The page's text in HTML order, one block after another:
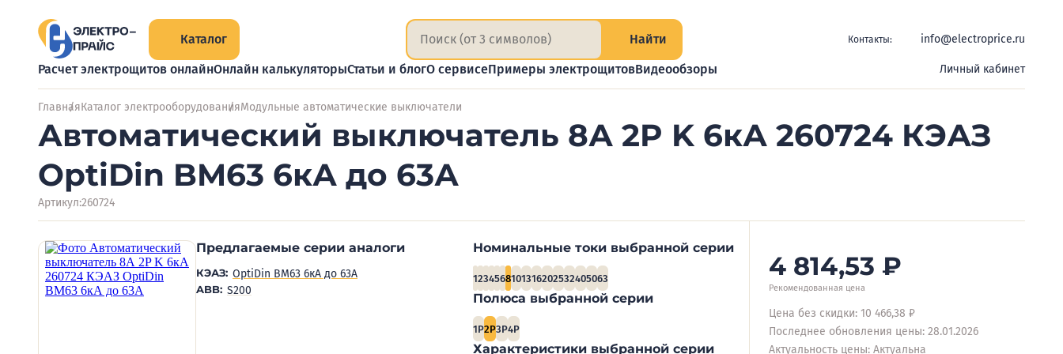
Каталог Найти Контакты: info@electroprice.ru
Расчет электрощитов онлайнОнлайн калькуляторыСтатьи и блогО сервисеПримеры электрощитовВидеообзоры Личный кабинет
ГлавнаяКаталог электрооборудованияМодульные автоматические выключатели
Автоматический выключатель 8А 2P K 6кА 260724 КЭАЗ
OptiDin BM63 6кА до 63А
Артикул:260724
Предлагаемые серии аналоги
КЭАЗ: OptiDin BM63 6кА до 63А
ABB: S200
Номинальные токи выбранной серии
1234568101316202532405063
Полюса выбранной серии
1P2P3P4P
Характеристики выбранной серии
4 814,53 ₽
Рекомендованная цена
Цена без скидки: 10 466,38 ₽
Последнее обновления цены: 28.01.2026
Актуальность цены: Актуальна